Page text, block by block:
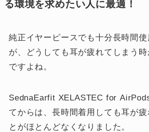
る環境を求めたい人に最適！
純正イヤーピースでも十分長時間
が、どうしても耳が疲れてしまう
ですよね。
SednaEarfit XELASTEC for
てからは、長時間着用しても耳が疲
とがほとんどなくなりました。